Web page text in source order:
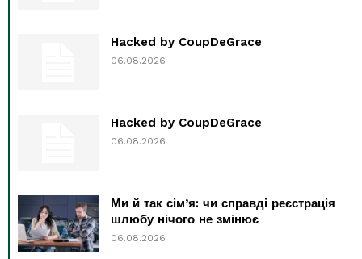
Hacked by CoupDeGrace
06.08.2026
Hacked by CoupDeGrace
06.08.2026
Ми й так сім’я: чи справді реєстрація
шлюбу нічого не змінює
06.08.2026